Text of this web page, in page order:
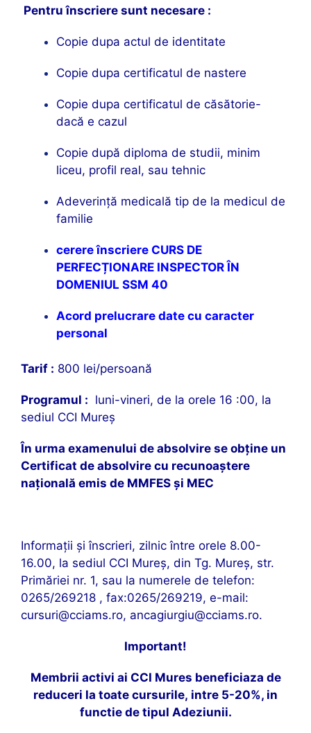
Pentru înscriere sunt necesare :
Copie dupa actul de identitate
Copie dupa certificatul de nastere
Copie dupa certificatul de căsătorie-
dacă e cazul
Copie după diploma de studii, minim
liceu, profil real, sau tehnic
Adeverinţă medicală tip de la medicul de
familie
cerere înscriere CURS DE
PERFECȚIONARE INSPECTOR ÎN
DOMENIUL SSM 40
Acord prelucrare date cu caracter
personal
Tarif : 800 lei/persoană
Programul : luni-vineri, de la orele 16 :00, la
sediul CCI Mureş
În urma examenului de absolvire se obţine un
Certificat de absolvire cu recunoaştere
naţională emis de MMFES și MEC
Informaţii şi înscrieri, zilnic între orele 8.00-
16.00, la sediul CCI Mureş, din Tg. Mureş, str.
Primăriei nr. 1, sau la numerele de telefon:
0265/269218 , fax:0265/269219, e-mail:
cursuri@cciams.ro, ancagiurgiu@cciams.ro.
Important!
Membrii activi ai CCI Mures beneficiaza de
reduceri la toate cursurile, intre 5-20%, in
functie de tipul Adeziunii.